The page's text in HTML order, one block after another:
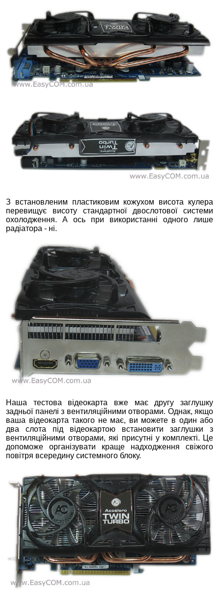
З встановленим пластиковим кожухом висота кулера
перевищує висоту стандартної двослотової системи
охолодження. А ось при використанні одного лише
радіатора - ні.
Наша тестова відеокарта вже має другу заглушку
задньої панелі з вентиляційними отворами. Однак, якщо
ваша відеокарта такого не має, ви можете в один або
два слота під відеокартою встановити заглушки з
вентиляційними отворами, які присутні у комплекті. Це
допоможе організувати краще надходження свіжого
повітря всередину системного блоку.